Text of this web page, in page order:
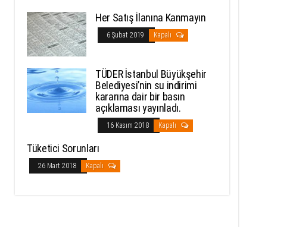
Her Satış İlanına Kanmayın
6 Şubat 2019 Kapalı
TÜDER İstanbul Büyükşehir
Belediyesi’nin su indirimi
kararına dair bir basın
açıklaması yayınladı.
16 Kasım 2018 Kapalı
Tüketici Sorunları
26 Mart 2018 Kapalı